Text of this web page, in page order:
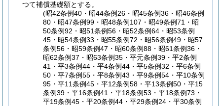
つて補償基礎額とする。
(昭42条例40・昭44条例26・昭45条例36・昭46条例
80・昭47条例99・昭48条例107・昭49条例71・昭
50条例92・昭51条例56・昭52条例64・昭53条例
45・昭54条例33・昭55条例72・昭56条例49・昭57
条例56・昭59条例47・昭60条例88・昭61条例36・
昭62条例37・昭63条例35・平元条例39・平2条例
41・平3条例44・平4条例44・平5条例32・平6条例
50・平7条例55・平8条例43・平9条例54・平10条例
95・平11条例45・平12条例58・平13条例50・平15
条例39・平16条例41・平18条例53・平18条例73・
平19条例45・平20条例44・平29条例24・平30条例